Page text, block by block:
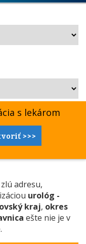
s lekárom
>>>
adresu,
urológ -
kraj, okres
ešte nie je v